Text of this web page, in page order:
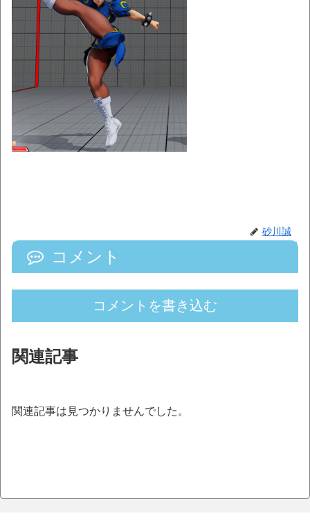
砂川誠
コメント
コメントを書き込む
関連記事
関連記事は見つかりませんでした。